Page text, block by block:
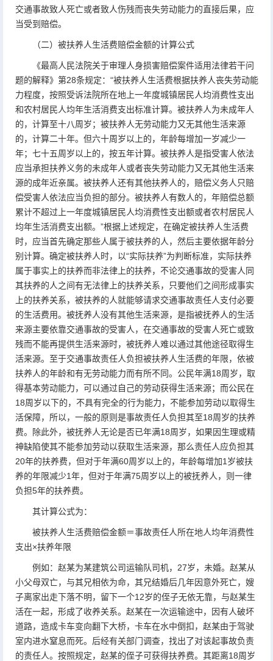
交通事故致人死亡或者致人伤残而丧失劳动能力的直接后果，应
当受到赔偿。
（二）被扶养人生活费赔偿金额的计算公式
《最高人民法院关于审理人身损害赔偿案件适用法律若干问
题的解释》第28条规定：“被扶养人生活费根据扶养人丧失劳动能
力程度，按照受诉法院所在地上一年度城镇居民人均消费性支出
和农村居民人均年生活消费支出标准计算。被扶养人为未成年人
的，计算至十八周岁；被扶养人无劳动能力又无其他生活来源
的，计算二十年。但六十周岁以上的，年龄每增加一岁减少一
年；七十五周岁以上的，按五年计算。被扶养人是指受害人依法
应当承担扶养义务的未成年人或者丧失劳动能力又无其他生活来
源的成年近亲属。被扶养人还有其他扶养人的，赔偿义务人只赔
偿受害人依法应当负担的部分。被扶养人有数人的，年赔偿总额
累计不超过上一年度城镇居民人均消费性支出额或者农村居民人
均年生活消费支出额。”根据上述规定，在确定被扶养人生活费
时，应当首先确定那些人属于被扶养的人，然后主要依据年龄分
别计算。确定被扶养人时，以“实际扶养”为判断标准，实际扶养
属于事实上的扶养而非法律上的扶养，不论交通事故的受害人同
其扶养的人之间有无法律上的扶养关系，只要他们之间形成事实
上的扶养关系，被扶养的人就能够请求交通事故责任人支付必要
的生活费用。被抚养人没有其他生活来源，是指被抚养人的生活
来源主要依靠交通事故的受害人，在交通事故的受害人死亡或致
残而不能再提供生活来源时，被抚养人难以通过其他途径取得生
活来源。至于交通事故责任人负担被扶养人生活费的年限，依被
扶养人的年龄和有无劳动能力而有所不同。公民年满18周岁，取
得基本劳动能力，可以通过自己的劳动获得生活来源；而公民在
18周岁以下的，不具有完全的行为能力，不能参加劳动以取得生
活保障，所以，一般的原则是事故责任人负担其至18周岁的扶养
费。除此外，被抚养人无论是否已年满18周岁，如果因生理或精
神缺陷使其不能参加劳动以获取生活来源，那么责任人应负担其
20年的扶养费，但对于年满60周岁以上的，年龄每增加1岁被扶
养的年限减少1年，但对于年满75周岁以上的被抚养人，则一律
负担5年的扶养费。
其计算公式为：
被扶养人生活费赔偿金额＝事故责任人所在地人均年消费性
支出×扶养年限
例如：赵某为某建筑公司运输队司机，27岁，未婚。赵某从
小父母双亡，与其兄相依为命，其兄结婚后几年因意外死亡，嫂
子离家出走下落不明，留下一个12岁的侄子无依无靠，与赵某生
活在一起，形成了收养关系。赵某在一次运输途中，因有人破坏
道路，造成卡车变向翻下大桥，卡车在水中倒扣，赵某由于驾驶
室内进水窒息而死。后经有关部门调查，找出了对该起事故负责
的责任人。按照规定，赵某的侄子可获得扶养费。其距离18周岁